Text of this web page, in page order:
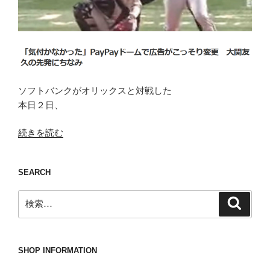
ソフトバンクがオリックスと対戦した
本日２日、
“タ
ン
グ
を
逃
と
続きを読む
SEARCH
索:
SHOP INFORMATION